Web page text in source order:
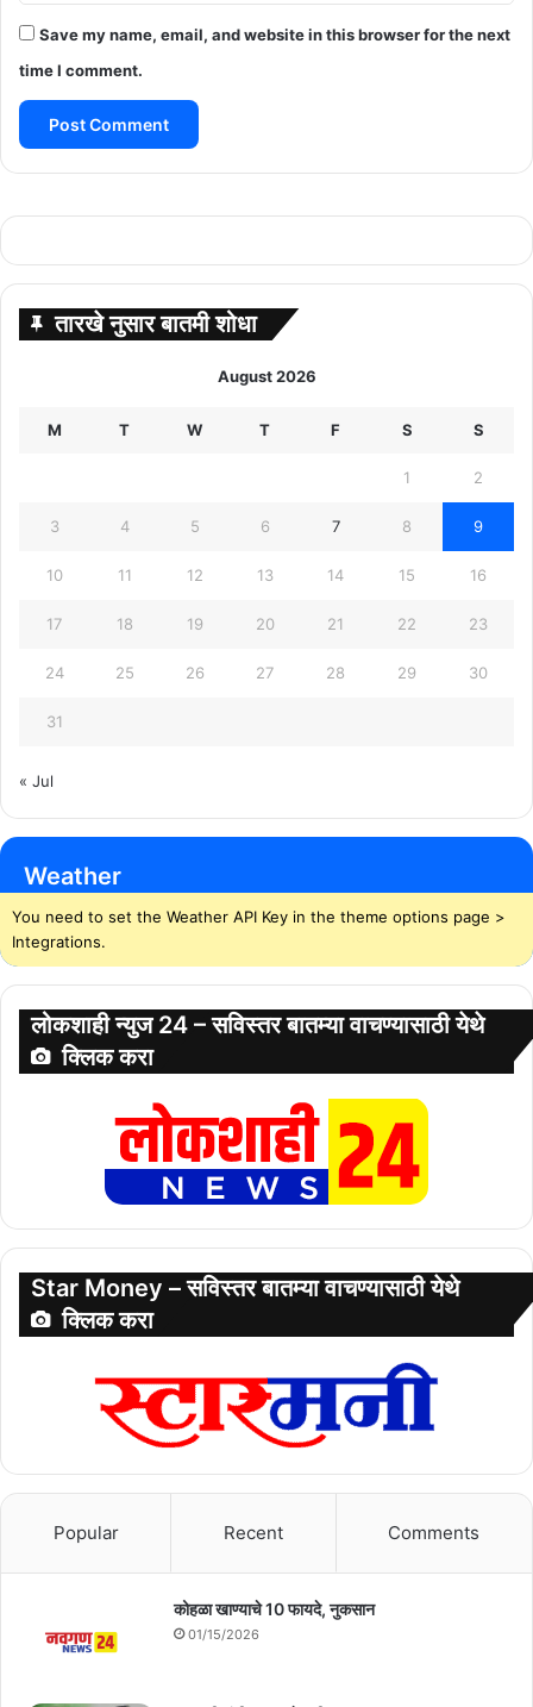
Save my name, email, and website in this browser for the next
time I comment.
तारखे नुसार बातमी शोधा
August 2026
M T W T F S S
1 2
3 4 5 6 7 8 9
10 11 12 13 14 15 16
17 18 19 20 21 22 23
24 25 26 27 28 29 30
31
« Jul
Weather
You need to set the Weather API Key in the theme options page >
Integrations.
लोकशाही न्युज 24 – सविस्तर बातम्या वाचण्यासाठी येथे
क्लिक करा
Star Money – सविस्तर बातम्या वाचण्यासाठी येथे
क्लिक करा
Popular Recent Comments
कोहळा खाण्याचे 10 फायदे, नुकसान
01/15/2026